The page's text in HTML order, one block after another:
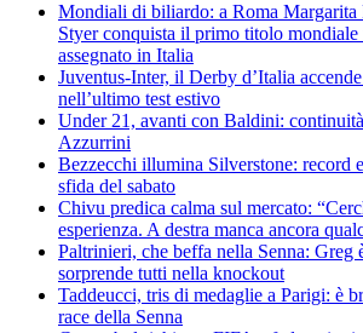
Mondiali di biliardo: a Roma Margarita
Styer conquista il primo titolo
assegnato in Italia
Juventus-Inter, il Derby d’Italia
nell’ultimo test estivo
Under 21, avanti con Baldini:
Azzurrini
Bezzecchi illumina Silverstone: record
sfida del sabato
Chivu predica calma sul mercato:
esperienza. A destra manca ancora
Paltrinieri, che beffa nella Senna: Greg
sorprende tutti nella knockout
Taddeucci, tris di medaglie a Parigi: è
race della Senna